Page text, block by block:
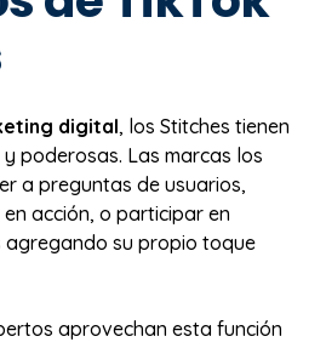
digital, los Stitches tienen
poderosas. Las marcas los
a preguntas de usuarios,
acción, o participar en
su propio toque
aprovechan esta función